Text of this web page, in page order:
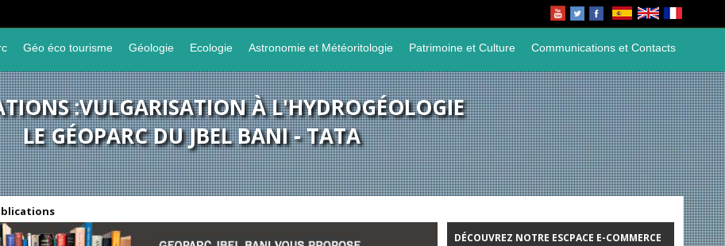
Géo éco tourisme Géologie Ecologie Astronomie et Météoritologie Patrimoine et Culture Communications et Contacts
:VULGARISATION À L'HYDROGÉOLOGIE
LE GÉOPARC DU JBEL BANI - TATA
DÉCOUVREZ NOTRE ESCPACE E-COMMERCE